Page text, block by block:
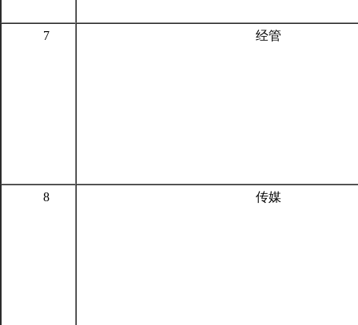
7 经管
8 传媒